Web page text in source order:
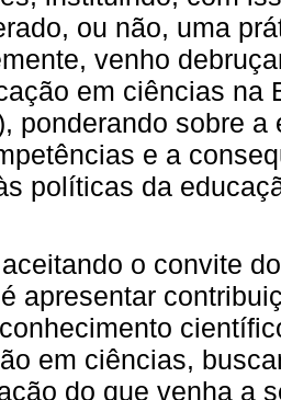
ou não, uma
venho
em ciências na
ponderando sobre
e a
políticas da
o convite
apresentar
em ciências,
do que venha a